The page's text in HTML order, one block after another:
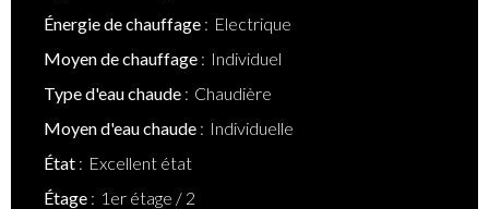
Énergie de chauffage
Electrique
Moyen de chauffage
Individuel
Type d'eau chaude
Chaudière
Moyen d'eau chaude
Individuelle
État
Excellent état
Étage
1er étage / 2